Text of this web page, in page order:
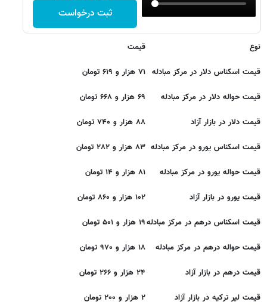
ثبت درخواست
نوع قیمت
قیمت اسکناس دلار در مرکز مبادله ۷۱ هزار و ۶۱۹ تومان
قیمت حواله دلار در مرکز مبادله ۶۹ هزار و ۶۶۸ تومان
قیمت دلار در بازار آزاد ۸۸ هزار و ۷۴۰ تومان
قیمت اسکناس یورو در مرکز مبادله ۸۳ هزار و ۲۸۲ تومان
قیمت حواله یورو در مرکز مبادله ۸۱ هزار و ۱۴ تومان
قیمت یورو در بازار آزاد ۱۰۲ هزار و ۸۶۰ تومان
قیمت اسکناس درهم در مرکز مبادله۱۹ هزار و ۵۰۱ تومان
قیمت حواله درهم در مرکز مبادله ۱۸ هزار و ۹۷۰ تومان
قیمت درهم در بازار آزاد ۲۴ هزار و ۲۶۶ تومان
قیمت لیر ترکیه در بازار آزاد ۲ هزار و ۲۰۰ تومان